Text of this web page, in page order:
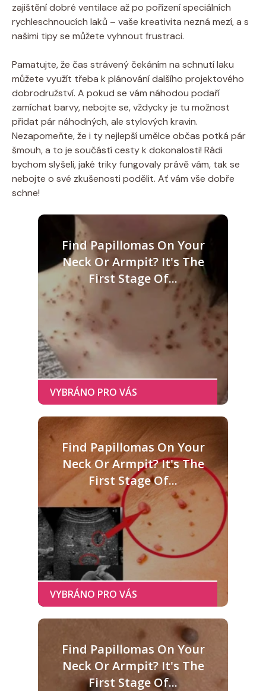
zajištění dobré ventilace až po pořízení speciálních
rychleschnoucích laků – vaše kreativita nezná mezí, a s
našimi tipy se můžete vyhnout frustraci.
Pamatujte, že čas strávený čekáním na schnutí laku
můžete využít třeba k plánování dalšího projektového
dobrodružství. A pokud se vám náhodou podaří
zamíchat barvy, nebojte se, vždycky je tu možnost
přidat pár náhodných, ale stylových kravin.
Nezapomeňte, že i ty nejlepší umělce občas potká pár
šmouh, a to je součástí cesty k dokonalosti! Rádi
bychom slyšeli, jaké triky fungovaly právě vám, tak se
nebojte o své zkušenosti podělit. Ať vám vše dobře
schne!
Find Papillomas On Your
Neck Or Armpit? It's The
First Stage Of...
Find Papillomas On Your
Neck Or Armpit? It's The
First Stage Of...
Find Papillomas On Your
Neck Or Armpit? It's The
First Stage Of...